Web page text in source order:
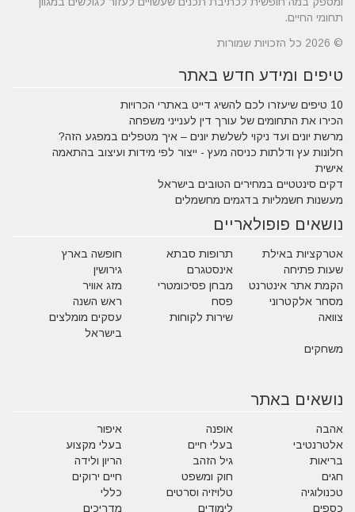
תחומי החיים.
© 2026 כל הזכויות שמורות
טיפים ומידע חדש באתר
10 טיפים שיעזרו לכם להשיג דייט באתרי הכרויות
הכירו את התחומים של עורך דין לענייני משפחה
מרשת יונים ועד ניקוי לשלשת יונים – איך מטפלים במפגע הזה?
חלונות עץ ודלתות כניסה מעץ - ייצור לפי מידות ועיצוב בהתאמה
אישית
דקים סינטטיים במחירים הטובים בישראל
מעשנות חשמליות בדגמים מחשמלים
נושאים פופולאריים
אטרקציות באילת תרופות סבתא
חופשה בארץ
שעות פתיחה
אינסטגרם
גירושין
הקמת אתר אינטרנט
מבחן פסיכומטרי
מזג אוויר
מסחר אלקטרוני
פסח
ראש השנה
צוואה
שירות לקוחות
עסקים מומלצים
בישראל
משחקים
נושאים באתר
אהבה אופנה
איפור
אלטרנטיבי
בעלי חיים
בעלי מקצוע
בריאות
גיל הזהב
הריון ולידה
חגים
חוק ומשפט
חיים ירוקים
טכנולוגיה
טלויזיה וסרטים
כללי
כספים
לימודים מדריכים